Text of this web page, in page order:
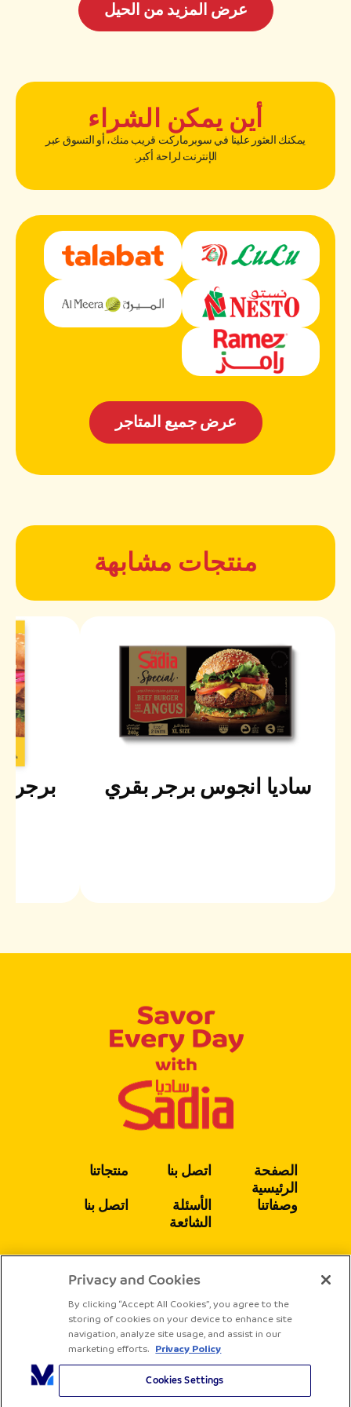
عرض المزيد من الحيل
أين يمكن الشراء
يمكنك العثور علينا في سوبرماركت قريب منك، أو التسوق عبر
الإنترنت لراحة أكبر.
عرض جميع المتاجر
منتجات مشابهة
ساديا انجوس برجر بقري
برجر
الصفحة
الرئيسية
وصفاتنا
اتصل بنا
الأسئلة
الشائعة
منتجاتنا
اتصل بنا
يتبع
Privacy and Cookies
By clicking “Accept All Cookies”, you agree to the
storing of cookies on your device to enhance site
navigation, analyze site usage, and assist in our
marketing efforts. Privacy Policy
Cookies Settings